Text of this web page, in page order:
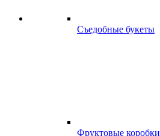
Съедобные букеты
Фруктовые коробки